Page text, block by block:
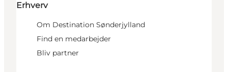
Erhverv
Om Destination Sønderjylland
Find en medarbejder
Bliv partner